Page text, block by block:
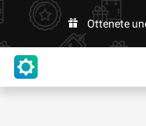
Ottenete